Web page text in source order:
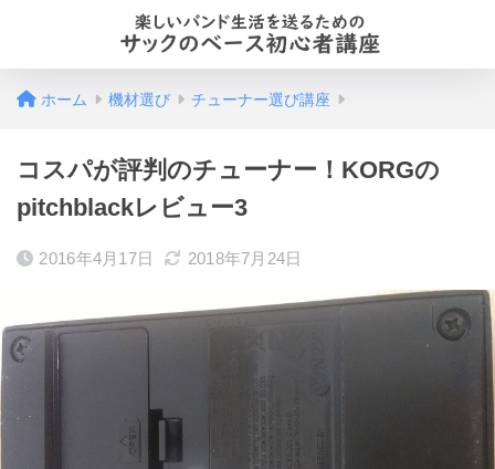
ホーム 機材選び チューナー選び講座
コスパが評判のチューナー！KORGの
pitchblackレビュー3
2016年4月17日 2018年7月24日